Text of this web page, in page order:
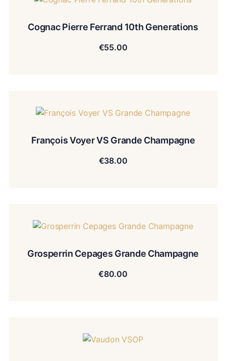
Cognac Pierre Ferrand 10th Generations
€55.00
François Voyer VS Grande Champagne
€38.00
Grosperrin Cepages Grande Champagne
€80.00